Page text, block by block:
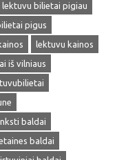
lektuvu bilietai pigiau
pigus
lektuvu kainos
iš vilniaus
baldai
baldai